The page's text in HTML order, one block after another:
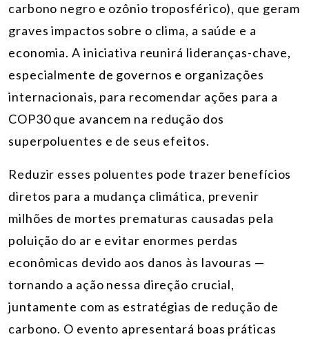
carbono negro e ozônio troposférico), que geram
graves impactos sobre o clima, a saúde e a
economia. A iniciativa reunirá lideranças-chave,
especialmente de governos e organizações
internacionais, para recomendar ações para a
COP30 que avancem na redução dos
superpoluentes e de seus efeitos.
Reduzir esses poluentes pode trazer benefícios
diretos para a mudança climática, prevenir
milhões de mortes prematuras causadas pela
poluição do ar e evitar enormes perdas
econômicas devido aos danos às lavouras —
tornando a ação nessa direção crucial,
juntamente com as estratégias de redução de
carbono. O evento apresentará boas práticas